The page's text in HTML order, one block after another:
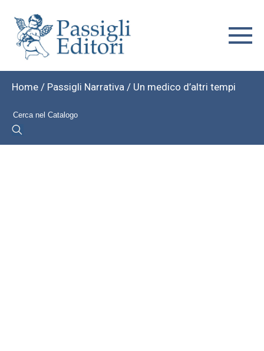
Home / Passigli Narrativa / Un medico d’altri tempi